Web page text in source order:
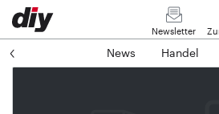
Newsletter
News Handel